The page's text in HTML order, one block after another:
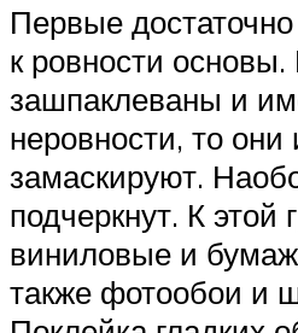
Первые
к ровности
зашпаклеваны и
неровности, то они
замаскируют.
подчеркнут. К этой
виниловые и
также фотообои и